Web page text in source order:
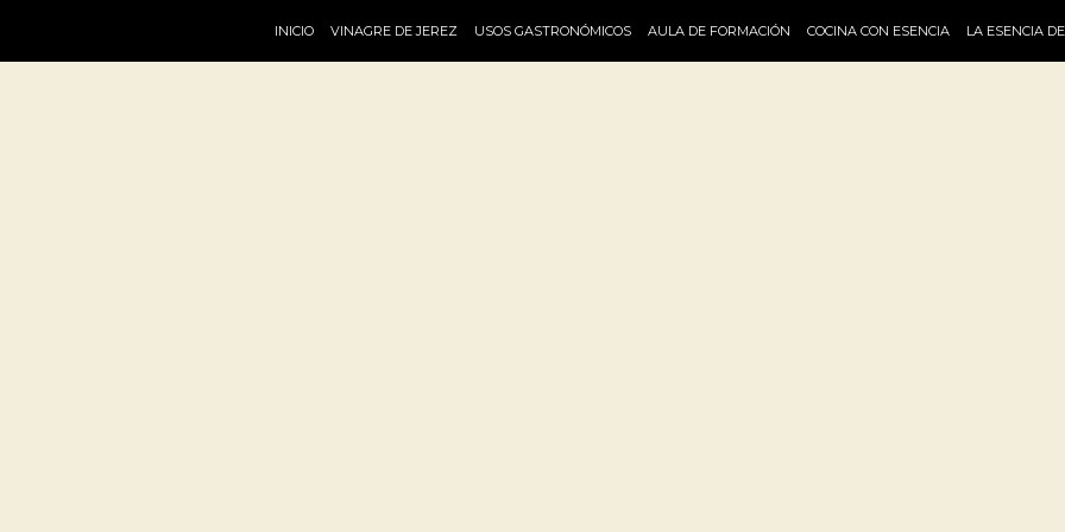
INICIO VINAGRE DE JEREZ USOS GASTRONÓMICOS AULA DE FORMACIÓN COCINA CON ESENCIA LA ESENCIA